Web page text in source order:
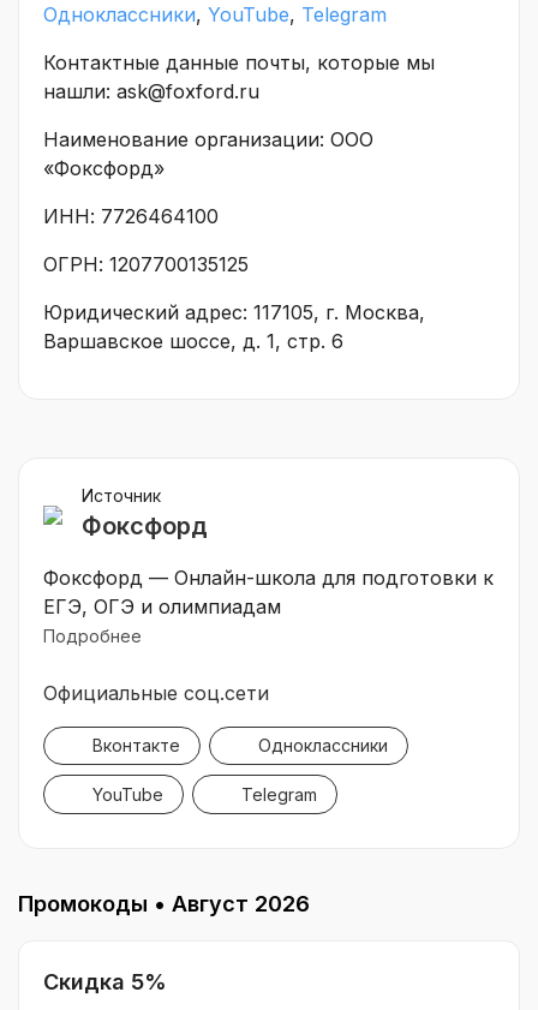
Одноклассники, YouTube, Telegram
Контактные данные почты, которые мы
нашли: ask@foxford.ru
Наименование организации: ООО
«Фоксфорд»
ИНН: 7726464100
ОГРН: 1207700135125
Юридический адрес: 117105, г. Москва,
Варшавское шоссе, д. 1, стр. 6
Источник
Фоксфорд
Фоксфорд — Онлайн-школа для подготовки к
ЕГЭ, ОГЭ и олимпиадам
Подробнее
Официальные соц.сети
Вконтакте Одноклассники
YouTube Telegram
Промокоды • Август 2026
Скидка 5%